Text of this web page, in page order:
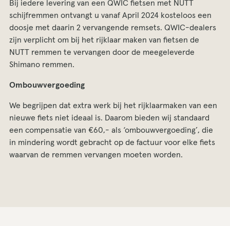
Bij iedere levering van een QWIC fietsen met NUTT
schijfremmen ontvangt u vanaf April 2024 kosteloos een
doosje met daarin 2 vervangende remsets. QWIC-dealers
zijn verplicht om bij het rijklaar maken van fietsen de
NUTT remmen te vervangen door de meegeleverde
Shimano remmen.
Ombouwvergoeding
We begrijpen dat extra werk bij het rijklaarmaken van een
nieuwe fiets niet ideaal is. Daarom bieden wij standaard
een compensatie van €60,- als ‘ombouwvergoeding’, die
in mindering wordt gebracht op de factuur voor elke fiets
waarvan de remmen vervangen moeten worden.